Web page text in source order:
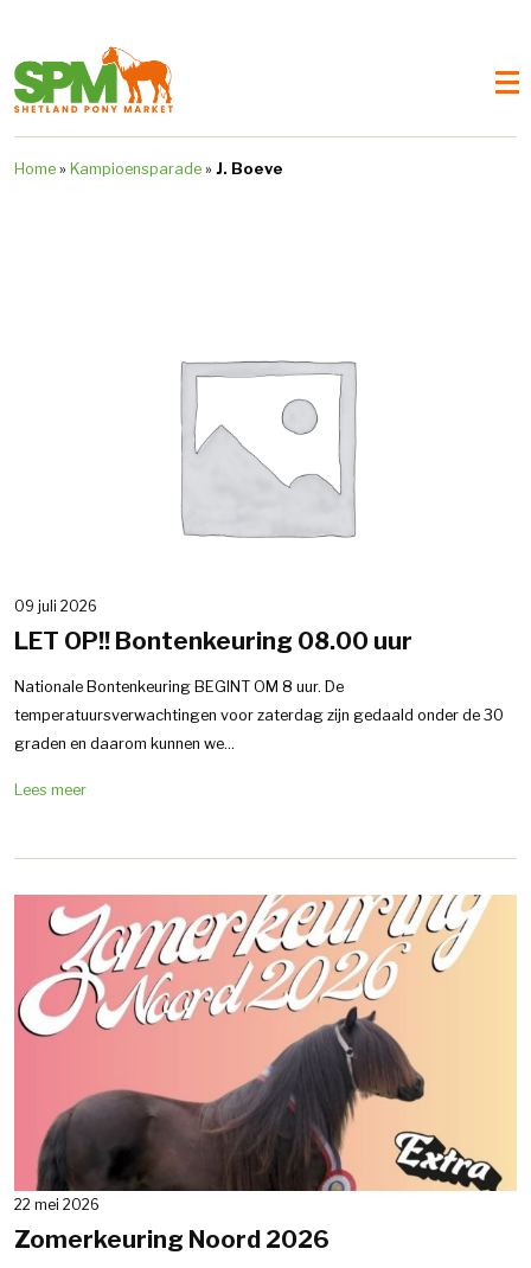
Home » Kampioensparade » J. Boeve
09 juli 2026
LET OP!! Bontenkeuring 08.00 uur
Nationale Bontenkeuring BEGINT OM 8 uur. De
temperatuursverwachtingen voor zaterdag zijn gedaald onder de 30
graden en daarom kunnen we...
Lees meer
22 mei 2026
Zomerkeuring Noord 2026